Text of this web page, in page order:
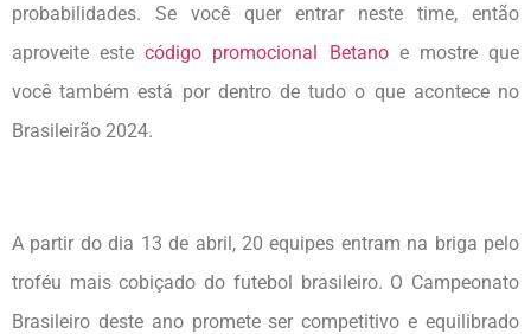
probabilidades. Se você quer entrar neste time, então
aproveite estecódigo promocional Betanoe mostre que
você também está por dentro de tudo o que acontece no
Brasileirão 2024.
A partir do dia 13 de abril, 20 equipes entram na briga pelo
troféu mais cobiçado do futebol brasileiro. O Campeonato
Brasileiro deste ano promete ser competitivo e equilibrado